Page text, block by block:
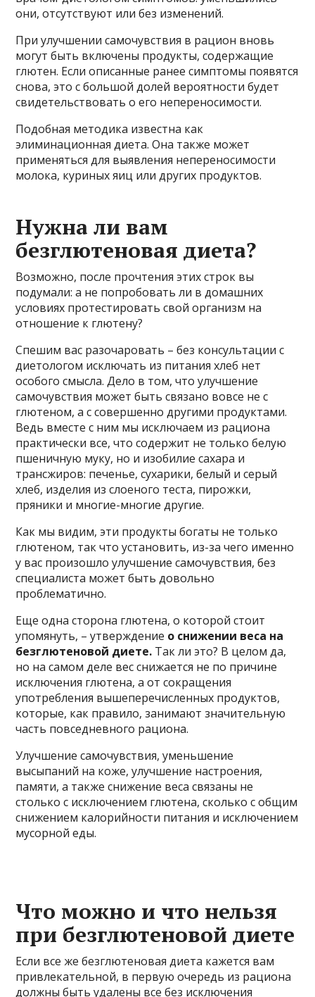
они, отсутствуют или без изменений.
При улучшении самочувствия в рацион вновь
могут быть включены продукты, содержащие
глютен. Если описанные ранее симптомы появятся
снова, это с большой долей вероятности будет
свидетельствовать о его непереносимости.
Подобная методика известна как
элиминационная диета. Она также может
применяться для выявления непереносимости
молока, куриных яиц или других продуктов.
Нужна ли вам
безглютеновая диета?
Возможно, после прочтения этих строк вы
подумали: а не попробовать ли в домашних
условиях протестировать свой организм на
отношение к глютену?
Спешим вас разочаровать – без консультации с
диетологом исключать из питания хлеб нет
особого смысла. Дело в том, что улучшение
самочувствия может быть связано вовсе не с
глютеном, а с совершенно другими продуктами.
Ведь вместе с ним мы исключаем из рациона
практически все, что содержит не только белую
пшеничную муку, но и изобилие сахара и
трансжиров: печенье, сухарики, белый и серый
хлеб, изделия из слоеного теста, пирожки,
пряники и многие-многие другие.
Как мы видим, эти продукты богаты не только
глютеном, так что установить, из-за чего именно
у вас произошло улучшение самочувствия, без
специалиста может быть довольно
проблематично.
Еще одна сторона глютена, о которой стоит
упомянуть, – утверждение о снижении веса на
безглютеновой диете. Так ли это? В целом да,
но на самом деле вес снижается не по причине
исключения глютена, а от сокращения
употребления вышеперечисленных продуктов,
которые, как правило, занимают значительную
часть повседневного рациона.
Улучшение самочувствия, уменьшение
высыпаний на коже, улучшение настроения,
памяти, а также снижение веса связаны не
столько с исключением глютена, сколько с общим
снижением калорийности питания и исключением
мусорной еды.
Что можно и что нельзя
при безглютеновой диете
Если все же безглютеновая диета кажется вам
привлекательной, в первую очередь из рациона
должны быть удалены все без исключения